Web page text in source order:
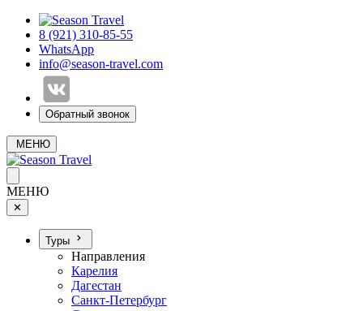
8 (921) 310-85-55
WhatsApp
info@season-travel.com
Обратный звонок
МЕНЮ
МЕНЮ
✕
Туры
Направления
Карелия
Дагестан
Санкт-Петербург